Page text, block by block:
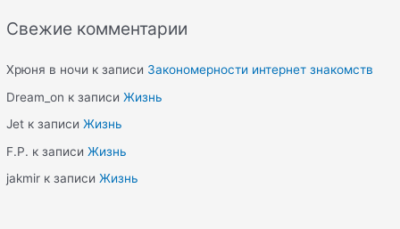
Свежие комментарии
Хрюня в ночи к записи Закономерности интернет знакомств
Dream_on к записиЖизнь
Jet к записиЖизнь
F.P. к записиЖизнь
jakmir к записиЖизнь